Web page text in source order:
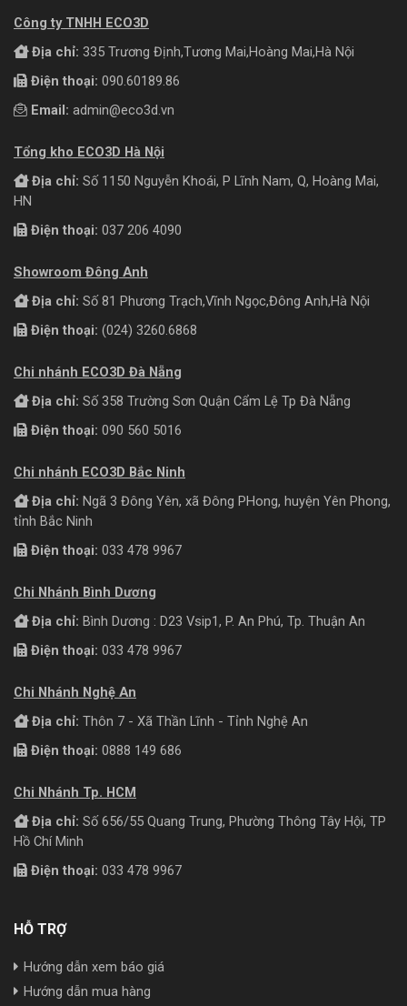
Công ty TNHH ECO3D
Địa chỉ: 335 Trương Định,Tương Mai,Hoàng Mai,Hà Nội
Điện thoại: 090.60189.86
Email: admin@eco3d.vn
Tổng kho ECO3D Hà Nội
Địa chỉ: Số 1150 Nguyễn Khoái, P Lĩnh Nam, Q, Hoàng Mai,
HN
Điện thoại: 037 206 4090
Showroom Đông Anh
Địa chỉ: Số 81 Phương Trạch,Vĩnh Ngọc,Đông Anh,Hà Nội
Điện thoại: (024) 3260.6868
Chi nhánh ECO3D Đà Nẵng
Địa chỉ: Số 358 Trường Sơn Quận Cẩm Lệ Tp Đà Nẵng
Điện thoại: 090 560 5016
Chi nhánh ECO3D Bắc Ninh
Địa chỉ: Ngã 3 Đông Yên, xã Đông PHong, huyện Yên Phong,
tỉnh Bắc Ninh
Điện thoại: 033 478 9967
Chi Nhánh Bình Dương
Địa chỉ: Bình Dương : D23 Vsip1, P. An Phú, Tp. Thuận An
Điện thoại: 033 478 9967
Chi Nhánh Nghệ An
Địa chỉ: Thôn 7 - Xã Thần Lĩnh - Tỉnh Nghệ An
Điện thoại: 0888 149 686
Chi Nhánh Tp. HCM
Địa chỉ: Số 656/55 Quang Trung, Phường Thông Tây Hội, TP
Hồ Chí Minh
Điện thoại: 033 478 9967
HỖ TRỢ
Hướng dẫn xem báo giá
Hướng dẫn mua hàng